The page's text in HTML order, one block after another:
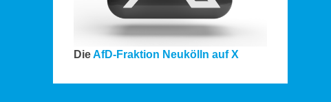
DieAfD-Fraktion Neukölln auf X